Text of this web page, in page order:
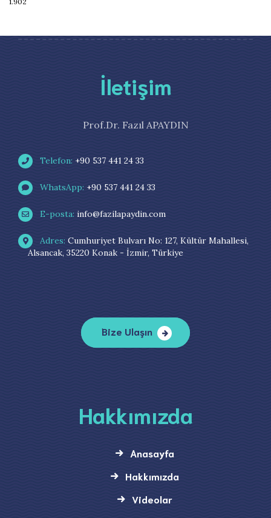
İletişim
Prof.Dr. Fazıl APAYDIN
Telefon: +90 537 441 24 33
WhatsApp: +90 537 441 24 33
E-posta: info@fazilapaydin.com
Adres: Cumhuriyet Bulvarı No: 127, Kültür Mahallesi,
Alsancak, 35220 Konak - İzmir, Türkiye
Bize Ulaşın
Hakkımızda
Anasayfa
Hakkımızda
Videolar